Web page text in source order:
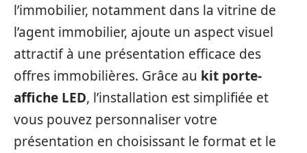
l’immobilier, notamment dans la vitrine de
l’agent immobilier, ajoute un aspect visuel
attractif à une présentation efficace des
offres immobilières. Grâce au kit porte-
affiche LED, l’installation est simplifiée et
vous pouvez personnaliser votre
présentation en choisissant le format et le